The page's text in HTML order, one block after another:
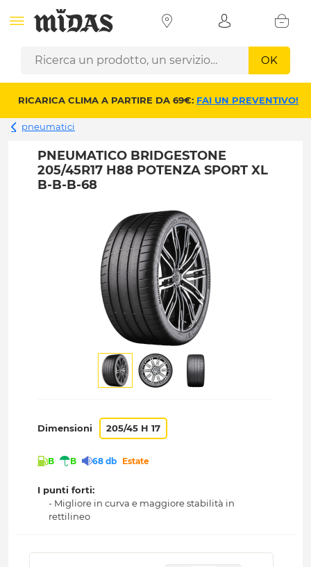
OK
RICARICA CLIMA A PARTIRE DA 69€: FAI UN PREVENTIVO!
pneumatici
PNEUMATICO BRIDGESTONE
205/45R17 H88 POTENZA SPORT XL
B-B-B-68
Dimensioni 205/45 H 17
B B 68 db Estate
I punti forti:
- Migliore in curva e maggiore stabilità in
rettilineo